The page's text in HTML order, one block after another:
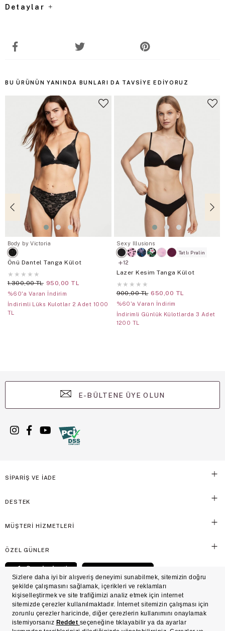
Detaylar
BU ÜRÜNÜN YANINDA BUNLARI DA TAVSIYE EDIYORUZ
Body by Victoria
Önü Dantel Tanga Külot
★ ★ ★ ★ ★
1.300,00 TL 950,00 TL
%60'a Varan İndirim
İndirimli Lüks Kulotlar 2 Adet 1000
TL
Sexy Illusions
Tatlı Pralin
12
Lazer Kesim Tanga Külot
★ ★ ★ ★ ★
900,00 TL 650,00 TL
%60'a Varan İndirim
İndirimli Günlük Külotlarda 3 Adet
1200 TL
E-BÜLTENE ÜYE OLUN
SİPARİŞ VE İADE
DESTEK
MÜŞTERİ HİZMETLERİ
ÖZEL GÜNLER
© Victoria's Secret Shaya Mağazacılık A.Ş. Franchise lisansı aracılığıyla işletilen ticari
markasıdır. Her hakkı saklıdır.
Süreç Bazlı Müşteri Aydınlatma Metni